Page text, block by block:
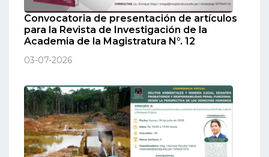
Convocatoria de presentación de artículos
para la Revista de Investigación de la
Academia de la Magistratura N°. 12
03-07-2026